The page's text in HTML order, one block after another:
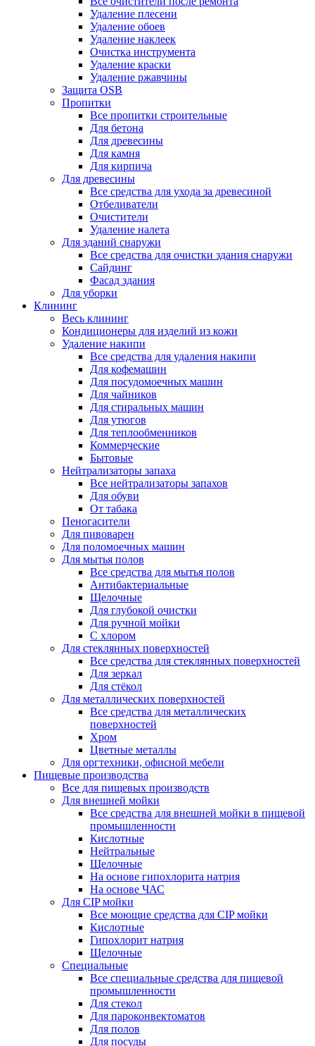
Удаление плесени
Удаление обоев
Удаление наклеек
Очистка инструмента
Удаление краски
Удаление ржавчины
Защита OSB
Пропитки
Все пропитки строительные
Для бетона
Для древесины
Для камня
Для кирпича
Для древесины
Все средства для ухода за древесиной
Отбеливатели
Очистители
Удаление налета
Для зданий снаружи
Все средства для очистки здания снаружи
Сайдинг
Фасад здания
Для уборки
Клининг
Весь клининг
Кондиционеры для изделий из кожи
Удаление накипи
Все средства для удаления накипи
Для кофемашин
Для посудомоечных машин
Для чайников
Для стиральных машин
Для утюгов
Для теплообменников
Коммерческие
Бытовые
Нейтрализаторы запаха
Все нейтрализаторы запахов
Для обуви
От табака
Пеногасители
Для пивоварен
Для поломоечных машин
Для мытья полов
Все средства для мытья полов
Антибактериальные
Щелочные
Для глубокой очистки
Для ручной мойки
С хлором
Для стеклянных поверхностей
Все средства для стеклянных поверхностей
Для зеркал
Для стёкол
Для металлических поверхностей
Все средства для металлических
поверхностей
Хром
Цветные металлы
Для оргтехники, офисной мебели
Пищевые производства
Все для пищевых производств
Для внешней мойки
Все средства для внешней мойки в пищевой
промышленности
Кислотные
Нейтральные
Щелочные
На основе гипохлорита натрия
На основе ЧАС
Для CIP мойки
Все моющие средства для CIP мойки
Кислотные
Гипохлорит натрия
Щелочные
Специальные
Все специальные средства для пищевой
промышленности
Для стекол
Для пароконвектоматов
Для полов
Для посуды